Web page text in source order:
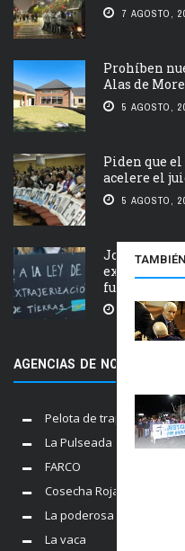
7 AGOSTO,
Prohíben
Alas de
5 AGOSTO,
Piden que
acelere el
5 AGOSTO,
Jornada
fuego y
5 AGOSTO,
AGENCIAS DE NOTICIAS
Pelota de trapo
La Pulseada
FARCO
Cosecha Roja
La poderosa
La vaca